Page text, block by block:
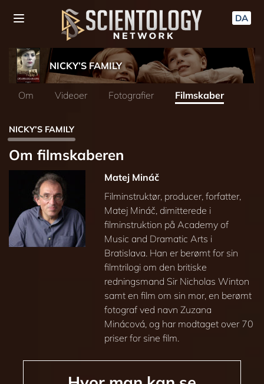
DA
NICKY’S FAMILY
Om Videoer Fotografier Filmskaber
NICKY’S FAMILY
Om filmskaberen
Matej Mináč
Filminstruktør, producer, forfatter,
Matej Mináč, dimitterede i
filminstruktion på Academy of
Music and Dramatic Arts i
Bratislava. Han er berømt for sin
filmtrilogi om den britiske
redningsmand Sir Nicholas Winton
samt en film om sin mor, en berømt
fotograf ved navn Zuzana
Minácová, og har modtaget over 70
priser for sine film.